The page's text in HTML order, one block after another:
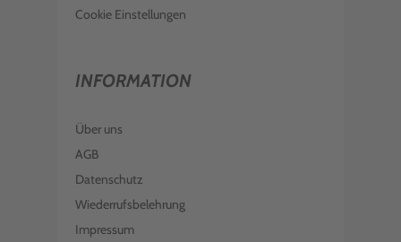
Cookie Einstellungen
INFORMATION
Über uns
AGB
Datenschutz
Wiederrufsbelehrung
Impressum